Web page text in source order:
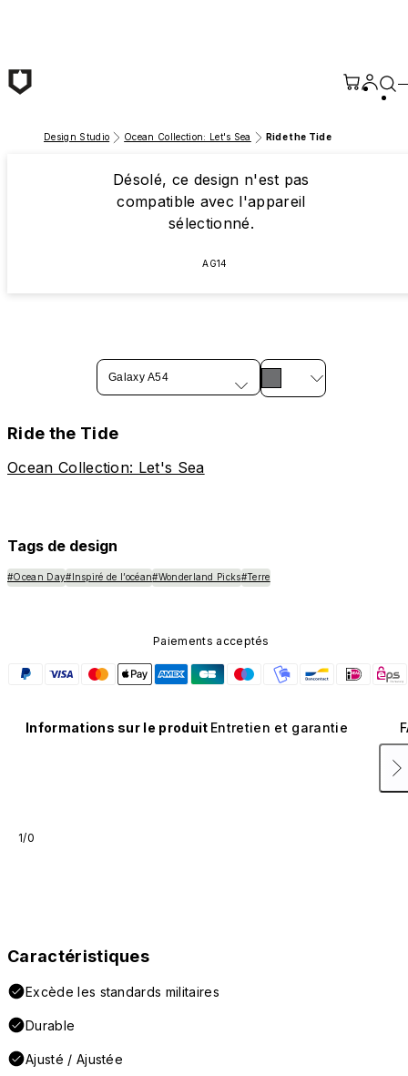
Design Studio Ocean Collection: Let's Sea Ride the Tide
Désolé, ce design n'est pas
compatible avec l'appareil
sélectionné.
AG14
Galaxy A54
Ride the Tide
Ocean Collection: Let's Sea
Tags de design
#Ocean Day#Inspiré de l’océan#Wonderland Picks#Terre
Paiements acceptés
Informations sur le produit Entretien et garantie
1/0
Caractéristiques
Excède les standards militaires
Durable
Ajusté / Ajustée